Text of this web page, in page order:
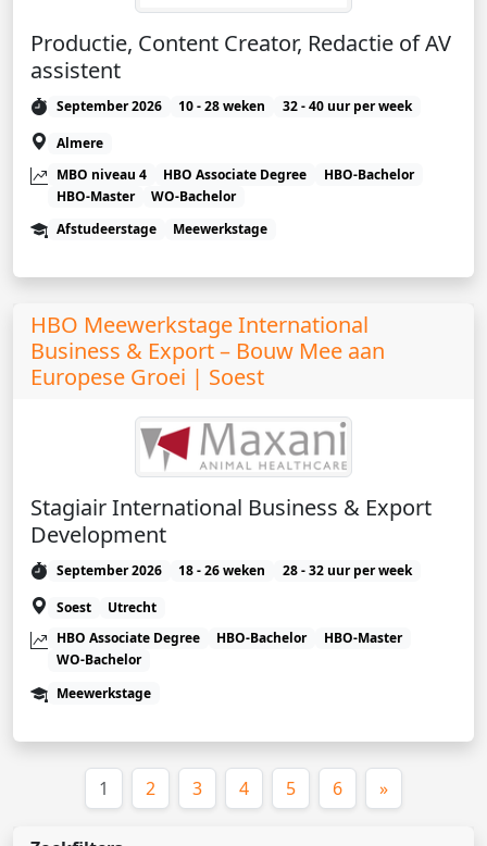
Productie, Content Creator, Redactie of AV
assistent
September 2026 10 - 28 weken
32 - 40 uur per week
Almere
MBO niveau 4
HBO Associate Degree
HBO-Bachelor
HBO-Master
WO-Bachelor
Afstudeerstage
Meewerkstage
HBO Meewerkstage International
Business & Export – Bouw Mee aan
Europese Groei | Soest
Stagiair International Business & Export
Development
September 2026 18 - 26 weken
28 - 32 uur per week
Soest
Utrecht
HBO Associate Degree
HBO-Bachelor
HBO-Master
WO-Bachelor
Meewerkstage
1 (huidige)
2 3 4 5 6 »